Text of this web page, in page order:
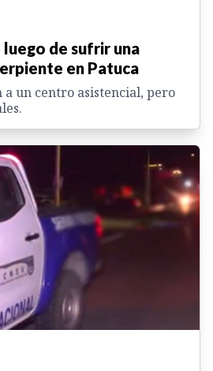
de sufrir una
en Patuca
un centro asistencial, pero